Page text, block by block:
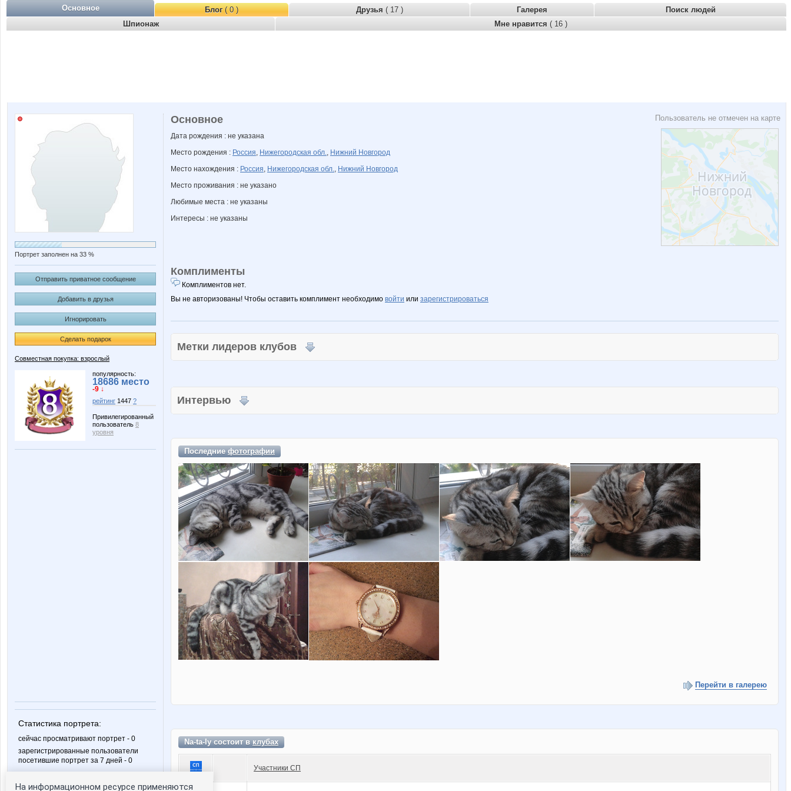
Основное Блог( 0 ) Друзья ( 17 ) Галерея
Поиск людей
Шпионаж
Мне нравится ( 16 )
Портрет заполнен на 33 %
Отправить приватное сообщение
Добавить в друзья
Игнорировать
Сделать подарок
Совместная покупка: взрослый
популярность:
18686 место
-9 ↓
рейтинг 1447 ?
Привилегированный
пользователь 8
уровня
Статистика портрета:
сейчас просматривают портрет - 0
зарегистрированные пользователи
посетившие портрет за 7 дней - 0
Пользователь не отмечен на карте
Основное
Дата рождения : не указана
Место рождения : Россия, Нижегородская обл., Нижний Новгород
Место нахождения : Россия, Нижегородская обл., Нижний Новгород
Место проживания : не указано
Любимые места : не указаны
Интересы : не указаны
Комплименты
Комплиментов нет.
Вы не авторизованы! Чтобы оставить комплимент необходимо войти или зарегистрироваться
Метки лидеров клубов
Интервью
Последниефотографии
Перейти в галерею
Na-ta-ly состоит вклубах
Участники СП
На информационном ресурсе применяются